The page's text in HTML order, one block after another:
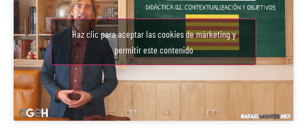
Haz clic para aceptar las cookies de márketing y
permitir este contenido